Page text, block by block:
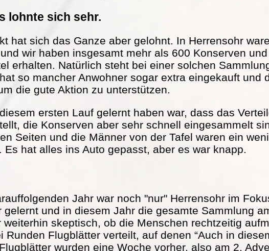
lohnte sich sehr.
hat sich das Ganze aber gelohnt. In Herrensohr
wir haben insgesamt mehr als 600 Konserven
erhalten. Natürlich steht bei einer solchen
so mancher Anwohner sogar extra eingekauft und
die gute Aktion zu unterstützen.
ersten Lauf gelernt haben war, dass das
die Konserven aber sehr schnell eingesammelt
Seiten und die Männer von der Tafel waren ein
Es hat alles ins Auto gepasst, aber es war knapp.
Jahr war noch "nur" Herrensohr im
gelernt und in diesem Jahr die gesamte Sammlung
weiterhin skeptisch, ob die Menschen rechtzeitig
Runden Flugblätter verteilt, auf denen “Auch in
wurden eine Woche vorher, also am 2.